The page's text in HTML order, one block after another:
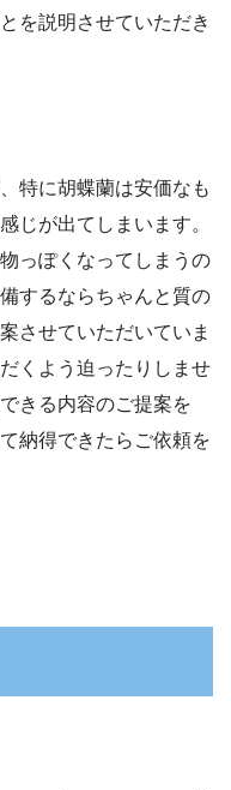
を説明させていただき
特に胡蝶蘭は安価なも
じが出てしまいます。
っぽくなってしまうの
するならちゃんと質の
させていただいていま
くよう迫ったりしませ
きる内容のご提案を
納得できたらご依頼を